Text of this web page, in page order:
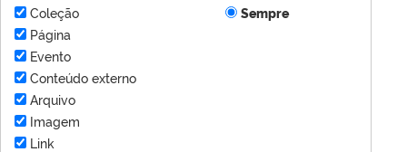
Coleção
Página
Evento
Conteúdo externo
Arquivo
Imagem
Link
Sempre